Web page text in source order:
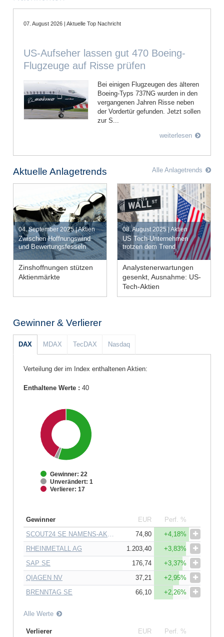
07. August 2026 | Aktuelle Top Nachricht
US-Aufseher lassen gut 470 Boeing-
Flugzeuge auf Risse prüfen
Bei einigen Flugzeugen des älteren
Boeing-Typs 737NG wurden in den
vergangenen Jahren Risse neben
der Vordertür gefunden. Jetzt sollen
zur S...
weiterlesen
Alle Anlagetrends
Aktuelle Anlagetrends
04. September 2025 | Aktien
Zwischen Hoffnungswind
und Bewertungsfesseln
Jetzt handeln
Artikel lesen
Zinshoffnungen stützen
Aktienmärkte
08. August 2025 | Aktien
US Tech-Unternehmen
trotzen dem Trend
Zollstreit hält an
Jetzt handeln
Artikel lesen
Analystenerwartungen
gesenkt, Ausnahme: US-
Tech-Aktien
Gewinner & Verlierer
DAX MDAX TecDAX Nasdaq
Verteilung der im Index enthaltenen Aktien:
Enthaltene Werte : 40
Gewinner: 22
Unverändert: 1
Verlierer: 17
Gewinner EUR
Perf. %
74,80
+4,18%
RHEINMETALL AG
1.203,40
+3,83%
SAP SE
176,74
+3,37%
QIAGEN NV
37,21
+2,95%
BRENNTAG SE
66,10 +2,26%
Alle Werte
Verlierer EUR Perf. %